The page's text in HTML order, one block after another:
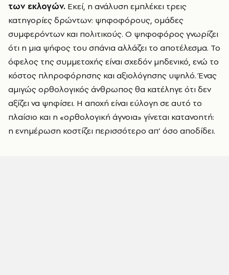
των εκλογών. Εκεί, η ανάλυση εμπλέκει τρεις
κατηγορίες δρώντων: ψηφοφόρους, ομάδες
συμφερόντων και πολιτικούς. Ο ψηφοφόρος γνωρίζει
ότι η μια ψήφος του σπάνια αλλάζει το αποτέλεσμα. Το
όφελος της συμμετοχής είναι σχεδόν μηδενικό, ενώ το
κόστος πληροφόρησης και αξιολόγησης υψηλό. Ένας
αμιγώς ορθολογικός άνθρωπος θα κατέληγε ότι δεν
αξίζει να ψηφίσει. Η αποχή είναι εύλογη σε αυτό το
πλαίσιο και η «ορθολογική άγνοια» γίνεται κατανοητή:
η ενημέρωση κοστίζει περισσότερο απ’ όσο αποδίδει.